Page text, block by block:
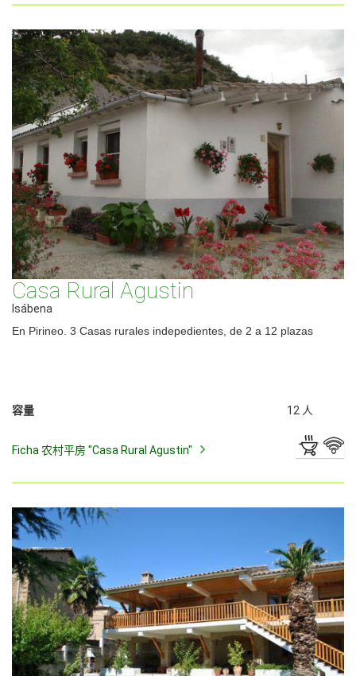
Casa Rural Agustin
Isábena
En Pirineo. 3 Casas rurales indepedientes, de 2 a 12 plazas
容量 12 人
Ficha 农村平房 "Casa Rural Agustin"